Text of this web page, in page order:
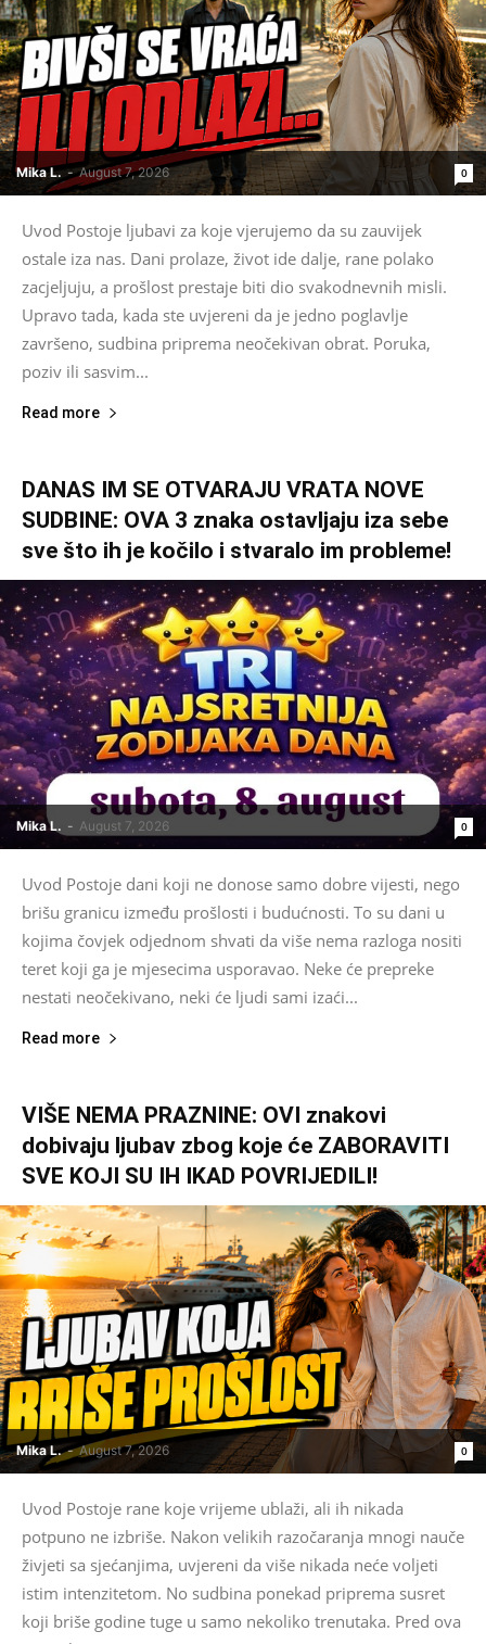
Mika L. - August 7, 2026 0
Uvod Postoje ljubavi za koje vjerujemo da su zauvijek
ostale iza nas. Dani prolaze, život ide dalje, rane polako
zacjeljuju, a prošlost prestaje biti dio svakodnevnih misli.
Upravo tada, kada ste uvjereni da je jedno poglavlje
završeno, sudbina priprema neočekivan obrat. Poruka,
poziv ili sasvim...
Read more
DANAS IM SE OTVARAJU VRATA NOVE
SUDBINE: OVA 3 znaka ostavljaju iza sebe
sve što ih je kočilo i stvaralo im probleme!
Mika L. - August 7, 2026 0
Uvod Postoje dani koji ne donose samo dobre vijesti, nego
brišu granicu između prošlosti i budućnosti. To su dani u
kojima čovjek odjednom shvati da više nema razloga nositi
teret koji ga je mjesecima usporavao. Neke će prepreke
nestati neočekivano, neki će ljudi sami izaći...
Read more
VIŠE NEMA PRAZNINE: OVI znakovi
dobivaju ljubav zbog koje će ZABORAVITI
SVE KOJI SU IH IKAD POVRIJEDILI!
Mika L. - August 7, 2026 0
Uvod Postoje rane koje vrijeme ublaži, ali ih nikada
potpuno ne izbriše. Nakon velikih razočaranja mnogi nauče
živjeti sa sjećanjima, uvjereni da više nikada neće voljeti
istim intenzitetom. No sudbina ponekad priprema susret
koji briše godine tuge u samo nekoliko trenutaka. Pred ova